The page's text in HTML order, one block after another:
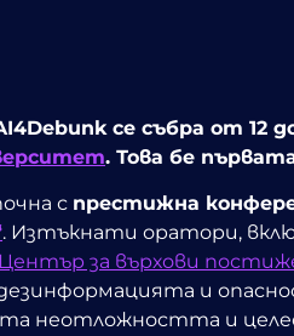
се събра от 12
. Това бе
с престижна
. Изтъкнати оратори,
Център за върхови
и
неотложността и